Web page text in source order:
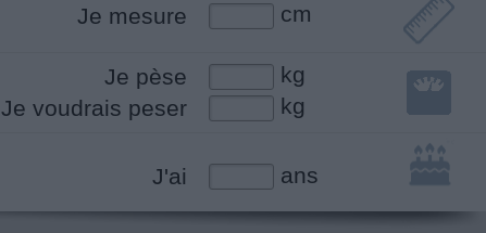
Je mesure cm
Je pèse
kg
Je voudrais peser
kg
J'ai ans